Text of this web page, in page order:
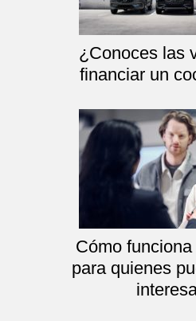
¿Conoces las
financiar un
Cómo
para quienes